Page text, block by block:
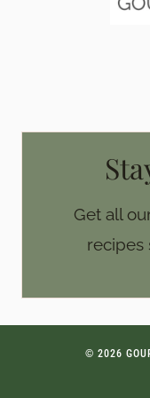
Get all
recipes
© 2026